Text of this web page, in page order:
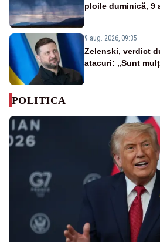
ploile duminică, 9
9 aug. 2026, 09:35
Zelenski, verdict
atacuri: „Sunt
POLITICA